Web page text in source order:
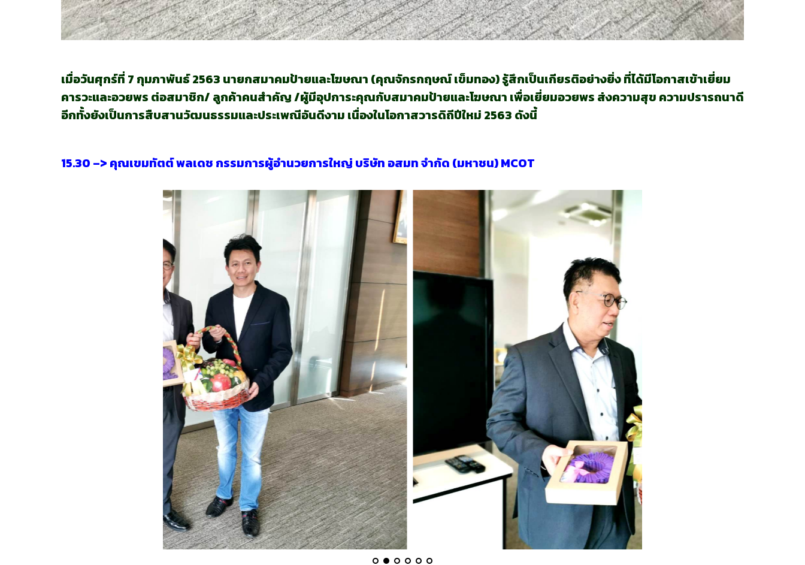
เมื่อวันศุกร์ที่ 7 กุมภาพันธ์ 2563 นายกสมาคมป้ายและโฆษณา (คุณจักรกฤษณ์ เข็มทอง) รู้สึกเป็นเกียรติอย่างยิ่ง ที่ได้มีโอกาสเข้าเยี่ยม
คารวะและอวยพร ต่อสมาชิก/ ลูกค้าคนสำคัญ /ผู้มีอุปการะคุณกับสมาคมป้ายและโฆษณา เพื่อเยี่ยมอวยพร ส่งความสุข ความปรารถนาดี
อีกทั้งยังเป็นการสืบสานวัฒนธรรมและประเพณีอันดีงาม เนื่องในโอกาสวารดิถีปีใหม่ 2563 ดังนี้
15.30 –> คุณเขมทัตต์ พลเดช กรรมการผู้อำนวยการใหญ่ บริษัท อสมท จำกัด (มหาชน) MCOT